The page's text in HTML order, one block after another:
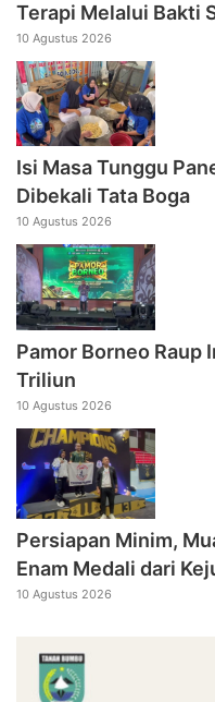
Terapi Melalui Bakti
10 Agustus 2026
Isi Masa Tunggu
Dibekali Tata Boga
10 Agustus 2026
Pamor Borneo Raup
Triliun
10 Agustus 2026
Persiapan Minim,
Enam Medali dari
10 Agustus 2026